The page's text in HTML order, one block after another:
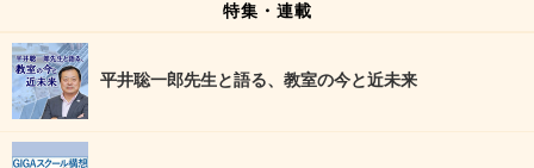
特集・連載
平井聡一郎先生と語る、教室の今と近未来